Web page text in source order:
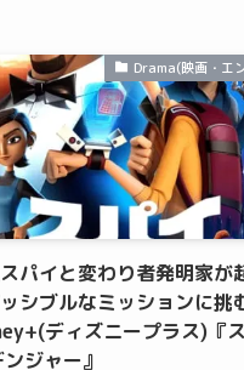
Drama(映画・エ
パイと変わり者発明家が
シブルなミッションに挑
ディズニープラス)『
ジャー』